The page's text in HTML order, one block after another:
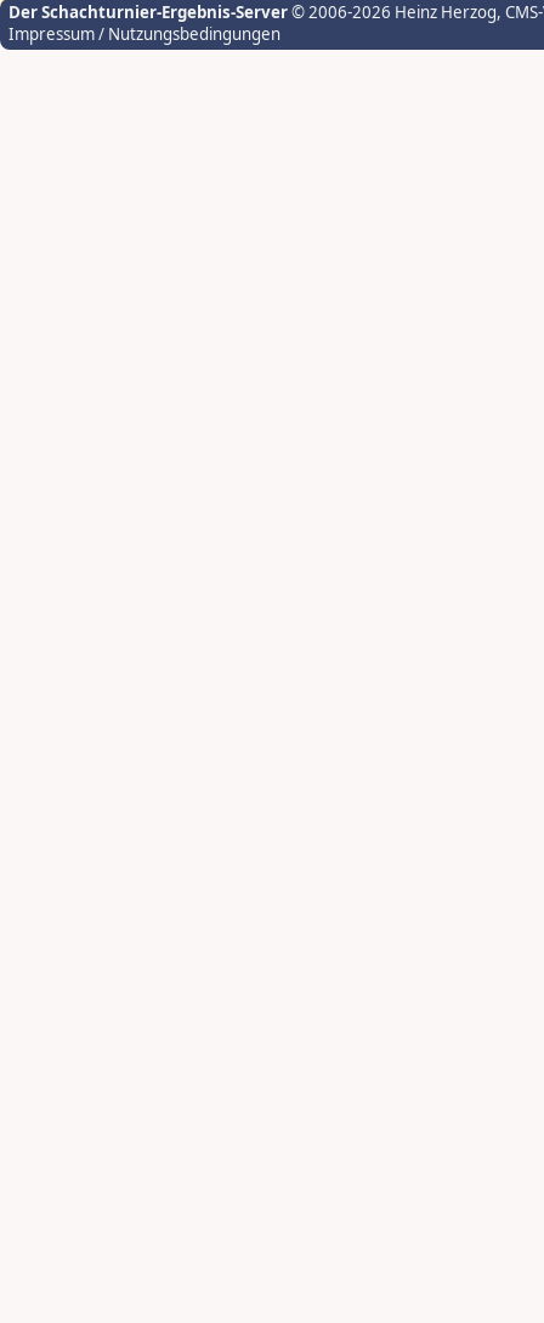
Der Schachturnier-Ergebnis-Server© 2006-2026 Heinz Herzog,
Impressum / Nutzungsbedingungen